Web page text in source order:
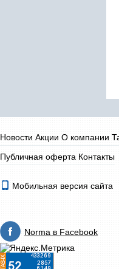
Новости Акции О компании
Публичная оферта Контакты
Мобильная версия сайта
Norma в Facebook